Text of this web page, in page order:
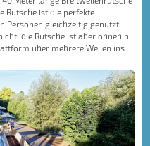
Rutsche ist die perfekte
Personen gleichzeitig genutzt
die Rutsche ist aber ohnehin
über mehrere Wellen ins